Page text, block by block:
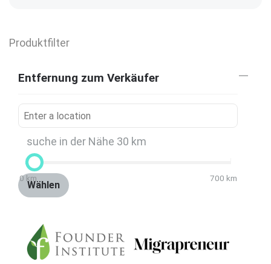
Produktfilter
Entfernung zum Verkäufer
suche in der Nähe 30 km
0km 700 km
Wählen